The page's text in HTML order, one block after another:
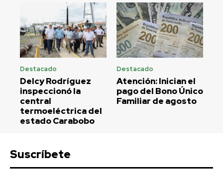
Destacado
Delcy Rodríguez
inspeccionó la
central
termoeléctrica del
estado Carabobo
Destacado
Atención: Inician el
pago del Bono Único
Familiar de agosto
Suscríbete